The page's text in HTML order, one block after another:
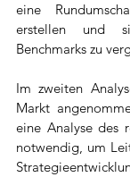
eine
erstellen und
Benchmarks zu
Im zweiten
Markt
eine Analyse des
notwendig, um